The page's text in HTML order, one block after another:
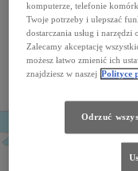
komputerze, telefonie
Twoje potrzeby i ulepszać
dostarczania usług i narzędzi
Zalecamy akceptację
możesz łatwo zmienić ich
znajdziesz w naszej Polityce
Odrzuć